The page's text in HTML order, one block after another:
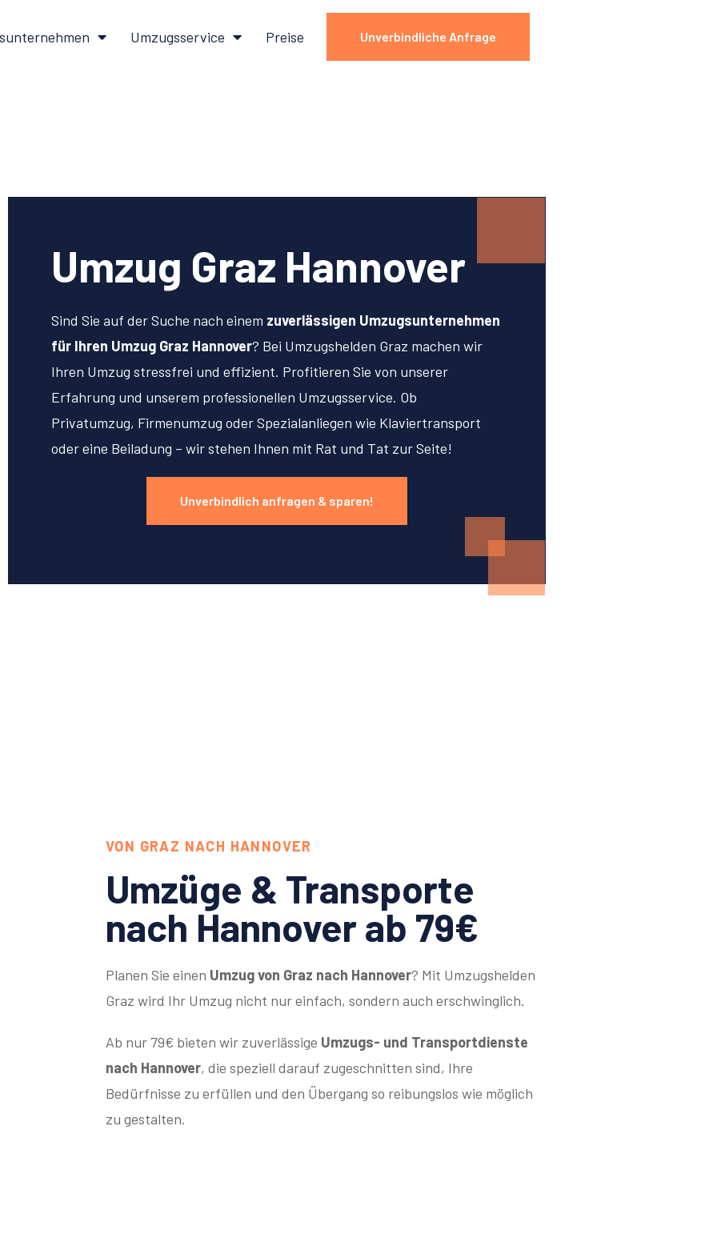
Umzugsservice Preise Unverbindliche Anfrage
Umzug Graz Hannover
Sind Sie auf der Suche nach einem zuverlässigen Umzugsunternehmen
für Ihren Umzug Graz Hannover? Bei Umzugshelden Graz machen wir
Ihren Umzug stressfrei und effizient. Profitieren Sie von unserer
Erfahrung und unserem professionellen Umzugsservice. Ob
Privatumzug, Firmenumzug oder Spezialanliegen wie Klaviertransport
oder eine Beiladung – wir stehen Ihnen mit Rat und Tat zur Seite!
Unverbindlich anfragen & sparen!
VON GRAZ NACH HANNOVER
Umzüge & Transporte
nach Hannover ab 79€
Planen Sie einen Umzug von Graz nach Hannover? Mit Umzugshelden
Graz wird Ihr Umzug nicht nur einfach, sondern auch erschwinglich.
Ab nur 79€ bieten wir zuverlässige Umzugs- und Transportdienste
nach Hannover, die speziell darauf zugeschnitten sind, Ihre
Bedürfnisse zu erfüllen und den Übergang so reibungslos wie möglich
zu gestalten.